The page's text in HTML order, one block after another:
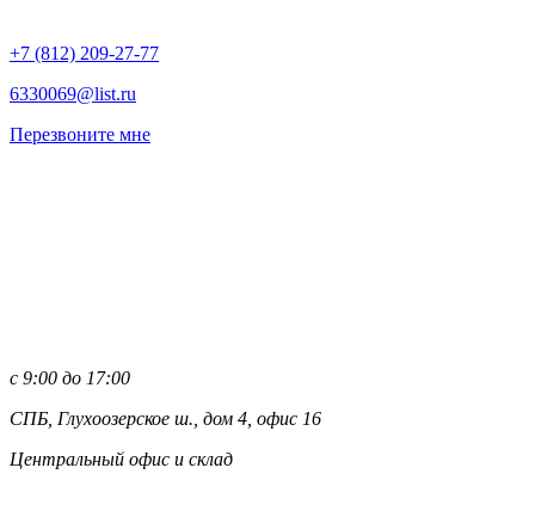
+7 (812) 209-27-77
6330069@list.ru
Перезвоните мне
с 9:00 до 17:00
СПБ, Глухоозерское ш., дом 4, офис 16
Центральный офис и склад